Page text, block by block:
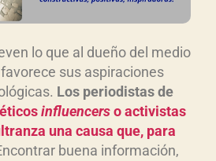
lo que al dueño del medio
sus aspiraciones
Los periodistas de
influencerso activistas
una causa que, para
buena información,